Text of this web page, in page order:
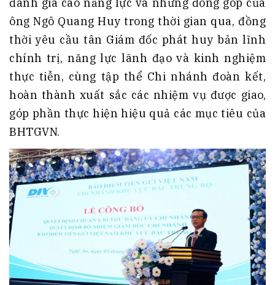
ông Ngô Quang Huy trong thời gian qua, đồng
thời yêu cầu tân Giám đốc phát huy bản lĩnh
chính trị, năng lực lãnh đạo và kinh nghiệm
thực tiễn, cùng tập thể Chi nhánh đoàn kết,
hoàn thành xuất sắc các nhiệm vụ được giao,
góp phần thực hiện hiệu quả các mục tiêu của
BHTGVN.